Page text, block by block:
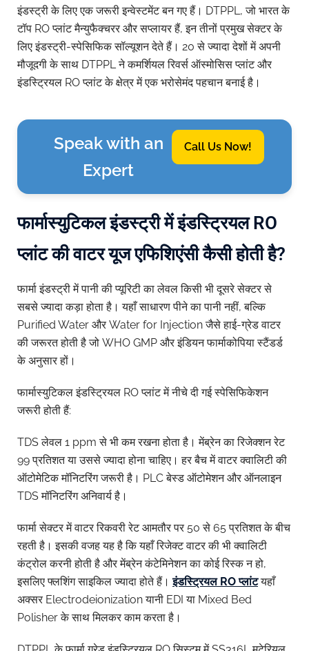
इंडस्ट्री के लिए एक जरूरी इन्वेस्टमेंट बन गए हैं। DTPPL, जो भारत के
टॉप RO प्लांट मैन्युफैक्चरर और सप्लायर हैं, इन तीनों प्रमुख सेक्टर के
लिए इंडस्ट्री-स्पेसिफिक सॉल्यूशन देते हैं। 20 से ज्यादा देशों में अपनी
मौजूदगी के साथ DTPPL ने कमर्शियल रिवर्स ऑस्मोसिस प्लांट और
इंडस्ट्रियल RO प्लांट के क्षेत्र में एक भरोसेमंद पहचान बनाई है।
Speak with an
Expert
Call Us Now!
फार्मास्युटिकल इंडस्ट्री में इंडस्ट्रियल RO
प्लांट की वाटर यूज एफिशिएंसी कैसी होती है?
फार्मा इंडस्ट्री में पानी की प्यूरिटी का लेवल किसी भी दूसरे सेक्टर से
सबसे ज्यादा कड़ा होता है। यहाँ साधारण पीने का पानी नहीं, बल्कि
Purified Water और Water for Injection जैसे हाई-ग्रेड वाटर
की जरूरत होती है जो WHO GMP और इंडियन फार्माकोपिया स्टैंडर्ड
के अनुसार हों।
फार्मास्युटिकल इंडस्ट्रियल RO प्लांट में नीचे दी गई स्पेसिफिकेशन
जरूरी होती हैं:
TDS लेवल 1 ppm से भी कम रखना होता है। मेंब्रेन का रिजेक्शन रेट
99 प्रतिशत या उससे ज्यादा होना चाहिए। हर बैच में वाटर क्वालिटी की
ऑटोमेटिक मॉनिटरिंग जरूरी है। PLC बेस्ड ऑटोमेशन और ऑनलाइन
TDS मॉनिटरिंग अनिवार्य है।
फार्मा सेक्टर में वाटर रिकवरी रेट आमतौर पर 50 से 65 प्रतिशत के बीच
रहती है। इसकी वजह यह है कि यहाँ रिजेक्ट वाटर की भी क्वालिटी
कंट्रोल करनी होती है और मेंब्रेन कंटेमिनेशन का कोई रिस्क न हो,
इसलिए फ्लशिंग साइकिल ज्यादा होते हैं।इंडस्ट्रियल RO प्लांटयहाँ
अक्सर Electrodeionization यानी EDI या Mixed Bed
Polisher के साथ मिलकर काम करता है।